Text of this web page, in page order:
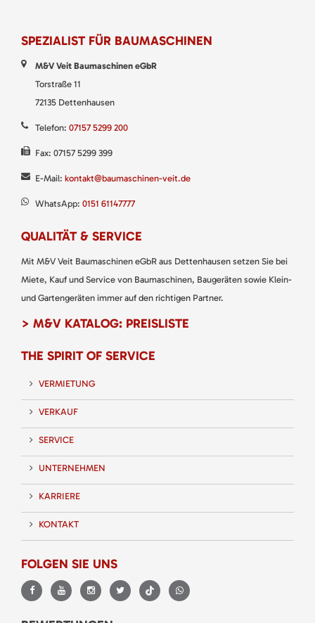
SPEZIALIST FÜR BAUMASCHINEN
M&V Veit Baumaschinen eGbR
Torstraße 11
72135 Dettenhausen
Telefon: 07157 5299 200
Fax: 07157 5299 399
E-Mail: kontakt@baumaschinen-veit.de
WhatsApp: 0151 61147777
QUALITÄT & SERVICE
Mit M&V Veit Baumaschinen eGbR aus Dettenhausen setzen Sie bei
Miete, Kauf und Service von Baumaschinen, Baugeräten sowie Klein-
und Gartengeräten immer auf den richtigen Partner.
> M&V KATALOG: PREISLISTE
THE SPIRIT OF SERVICE
VERMIETUNG
VERKAUF
SERVICE
UNTERNEHMEN
KARRIERE
KONTAKT
FOLGEN SIE UNS